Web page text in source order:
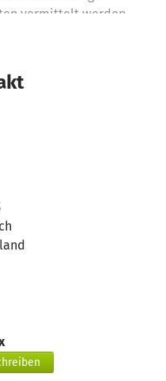
vermittelt werden
Vermittlungen bedürfen
ein passendes
zusätzlich Futter und
ohne die wir unseren